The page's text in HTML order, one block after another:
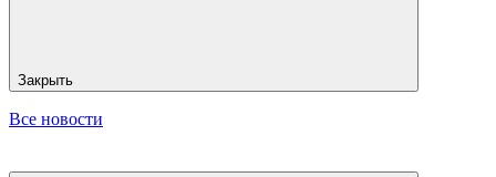
Закрыть
Все новости